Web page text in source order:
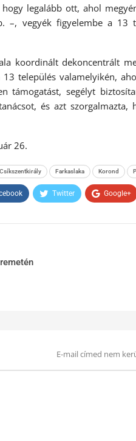
legalább ott, ahol
–, vegyék figyelembe a
koordinált dekoncentrált
település valamelyikén,
támogatást, segélyt
és azt
26.
Csíkszentkirály Farkaslaka Korond
Twitter Google+
E-mail címed nem